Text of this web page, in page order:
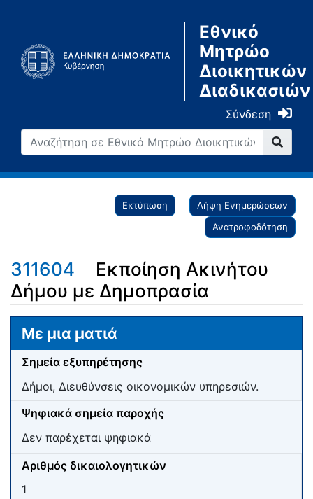
Εθνικό
Μητρώο
Διοικητικών
Διαδικασιών
Σύνδεση
Εκτύπωση
Λήψη Ενημερώσεων
Ανατροφοδότηση
311604
Εκποίηση Ακινήτου
Δήμου με Δημοπρασία
Μετάβαση σε: πλοήγηση
Με μια ματιά
Σημεία εξυπηρέτησης
Δήμοι, Διευθύνσεις οικονομικών υπηρεσιών.
Ψηφιακά σημεία παροχής
Δεν παρέχεται ψηφιακά
Αριθμός δικαιολογητικών
1